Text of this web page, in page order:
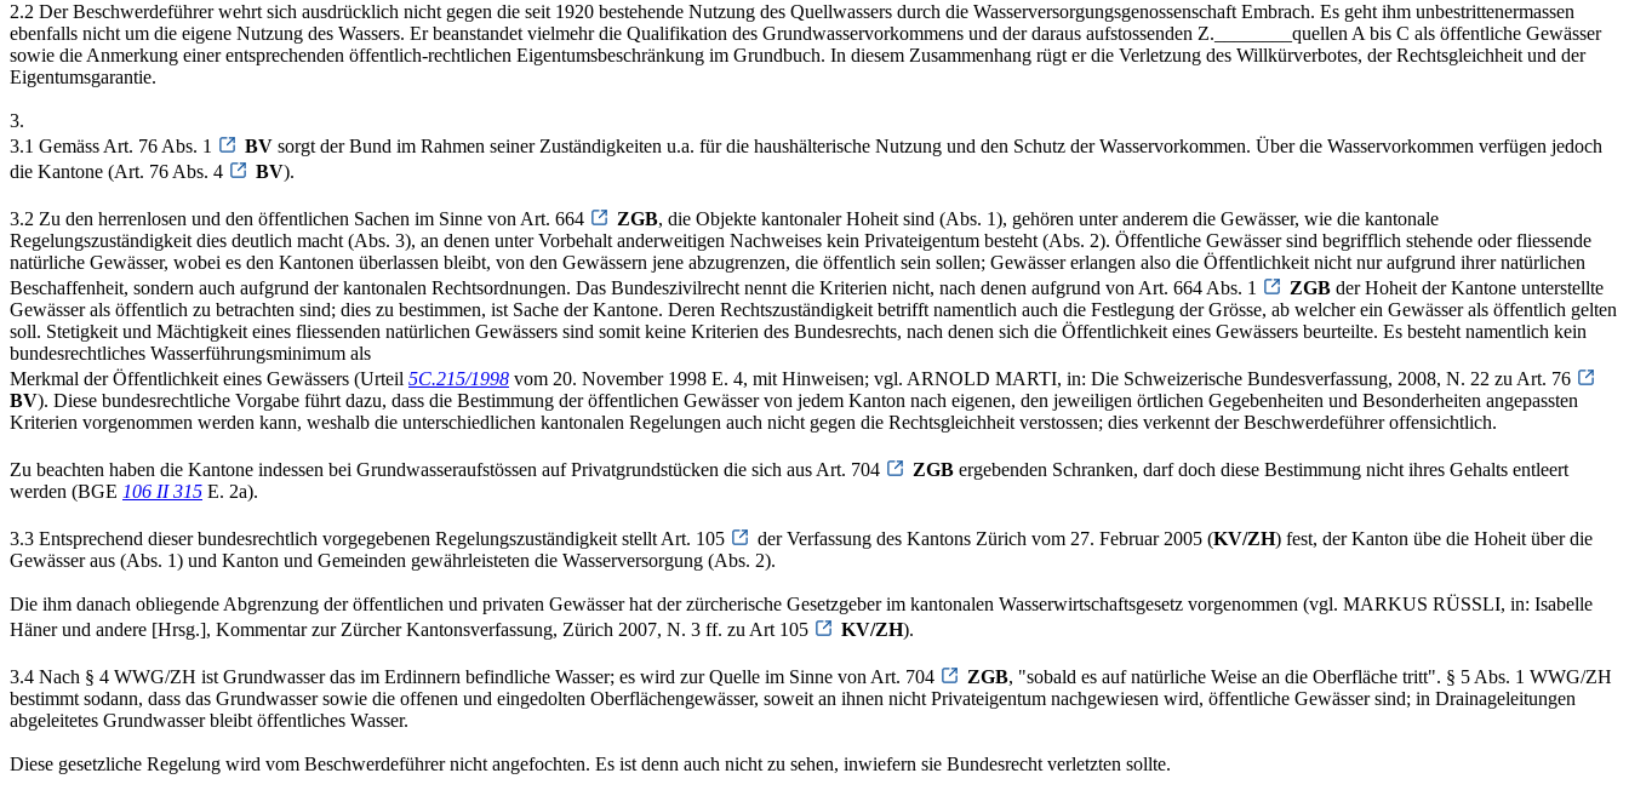
2.2 Der Beschwerdeführer wehrt sich ausdrücklich nicht gegen die seit 1920 bestehende Nutzung des Quellwassers durch die Wasserversorgungsgenossenschaft Embrach. Es geht ihm unbestrittenermassen
ebenfalls nicht um die eigene Nutzung des Wassers. Er beanstandet vielmehr die Qualifikation des Grundwasservorkommens und der daraus aufstossenden Z.________quellen A bis C als öffentliche Gewässer
sowie die Anmerkung einer entsprechenden öffentlich-rechtlichen Eigentumsbeschränkung im Grundbuch. In diesem Zusammenhang rügt er die Verletzung des Willkürverbotes, der Rechtsgleichheit und der
Eigentumsgarantie.
3.
3.1 Gemäss Art. 76 Abs. 1
BV sorgt der Bund im Rahmen seiner Zuständigkeiten u.a. für die haushälterische Nutzung und den Schutz der Wasservorkommen. Über die Wasservorkommen verfügen jedoch
die Kantone (Art. 76 Abs. 4
BV).
3.2 Zu den herrenlosen und den öffentlichen Sachen im Sinne von Art. 664 ZGB, die Objekte kantonaler Hoheit sind (Abs. 1), gehören unter anderem die Gewässer, wie die kantonale
Regelungszuständigkeit dies deutlich macht (Abs. 3), an denen unter Vorbehalt anderweitigen Nachweises kein Privateigentum besteht (Abs. 2). Öffentliche Gewässer sind begrifflich stehende oder fliessende
natürliche Gewässer, wobei es den Kantonen überlassen bleibt, von den Gewässern jene abzugrenzen, die öffentlich sein sollen; Gewässer erlangen also die Öffentlichkeit nicht nur aufgrund ihrer natürlichen
Beschaffenheit, sondern auch aufgrund der kantonalen Rechtsordnungen. Das Bundeszivilrecht nennt die Kriterien nicht, nach denen aufgrund von Art. 664 Abs. 1
ZGB der Hoheit der Kantone unterstellte
Gewässer als öffentlich zu betrachten sind; dies zu bestimmen, ist Sache der Kantone. Deren Rechtszuständigkeit betrifft namentlich auch die Festlegung der Grösse, ab welcher ein Gewässer als öffentlich gelten
soll. Stetigkeit und Mächtigkeit eines fliessenden natürlichen Gewässers sind somit keine Kriterien des Bundesrechts, nach denen sich die Öffentlichkeit eines Gewässers beurteilte. Es besteht namentlich kein
bundesrechtliches Wasserführungsminimum als
Merkmal der Öffentlichkeit eines Gewässers (Urteil 5C.215/1998 vom 20. November 1998 E. 4, mit Hinweisen; vgl. ARNOLD MARTI, in: Die Schweizerische Bundesverfassung, 2008, N. 22 zu Art. 76
BV). Diese bundesrechtliche Vorgabe führt dazu, dass die Bestimmung der öffentlichen Gewässer von jedem Kanton nach eigenen, den jeweiligen örtlichen Gegebenheiten und Besonderheiten angepassten
Kriterien vorgenommen werden kann, weshalb die unterschiedlichen kantonalen Regelungen auch nicht gegen die Rechtsgleichheit verstossen; dies verkennt der Beschwerdeführer offensichtlich.
Zu beachten haben die Kantone indessen bei Grundwasseraufstössen auf Privatgrundstücken die sich aus Art. 704 ZGB ergebenden Schranken, darf doch diese Bestimmung nicht ihres Gehalts entleert
werden (BGE 106 II 315 E. 2a).
3.3 Entsprechend dieser bundesrechtlich vorgegebenen Regelungszuständigkeit stellt Art. 105 der Verfassung des Kantons Zürich vom 27. Februar 2005 (KV/ZH) fest, der Kanton übe die Hoheit über die
Gewässer aus (Abs. 1) und Kanton und Gemeinden gewährleisteten die Wasserversorgung (Abs. 2).
Die ihm danach obliegende Abgrenzung der öffentlichen und privaten Gewässer hat der zürcherische Gesetzgeber im kantonalen Wasserwirtschaftsgesetz vorgenommen (vgl. MARKUS RÜSSLI, in: Isabelle
Häner und andere [Hrsg.], Kommentar zur Zürcher Kantonsverfassung, Zürich 2007, N. 3 ff. zu Art 105
KV/ZH).
3.4 Nach § 4 WWG/ZH ist Grundwasser das im Erdinnern befindliche Wasser; es wird zur Quelle im Sinne von Art. 704 ZGB, "sobald es auf natürliche Weise an die Oberfläche tritt". § 5 Abs. 1 WWG/ZH
bestimmt sodann, dass das Grundwasser sowie die offenen und eingedolten Oberflächengewässer, soweit an ihnen nicht Privateigentum nachgewiesen wird, öffentliche Gewässer sind; in Drainageleitungen
abgeleitetes Grundwasser bleibt öffentliches Wasser.
Diese gesetzliche Regelung wird vom Beschwerdeführer nicht angefochten. Es ist denn auch nicht zu sehen, inwiefern sie Bundesrecht verletzten sollte.